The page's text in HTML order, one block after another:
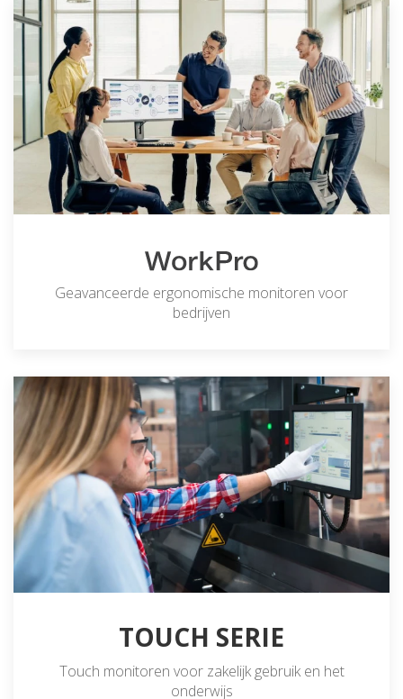
Geavanceerde ergonomische monitoren voor
bedrijven
TOUCH SERIE
Touch monitoren voor zakelijk gebruik en het
onderwijs